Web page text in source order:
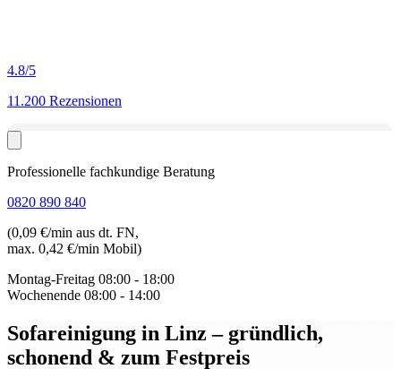
4.8/5
11.200 Rezensionen
Professionelle fachkundige Beratung
0820 890 840
(0,09 €/min aus dt. FN,
max. 0,42 €/min Mobil)
Montag-Freitag 08:00 - 18:00
Wochenende 08:00 - 14:00
Sofareinigung in Linz– gründlich,
schonend & zum Festpreis